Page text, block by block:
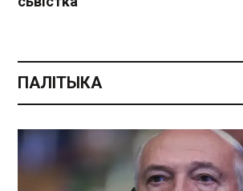
ПАЛІТЫКА